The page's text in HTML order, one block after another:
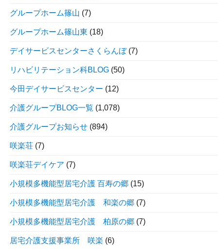
グループホーム篠山 (7)
グループホーム篠山東 (18)
デイサービスセンターさくらんぼ(7)
リハビリテーション科BLOG (50)
今田デイサービスセンター (12)
介護グループBLOG一覧 (1,078)
介護グループお知らせ (894)
咲楽荘 (7)
咲楽荘デイケア (7)
小規模多機能型居宅介護 百寿の郷 (15)
小規模多機能型居宅介護 和楽の郷 (7)
小規模多機能型居宅介護 柏原の郷 (7)
居宅介護支援事業所 咲楽 (6)